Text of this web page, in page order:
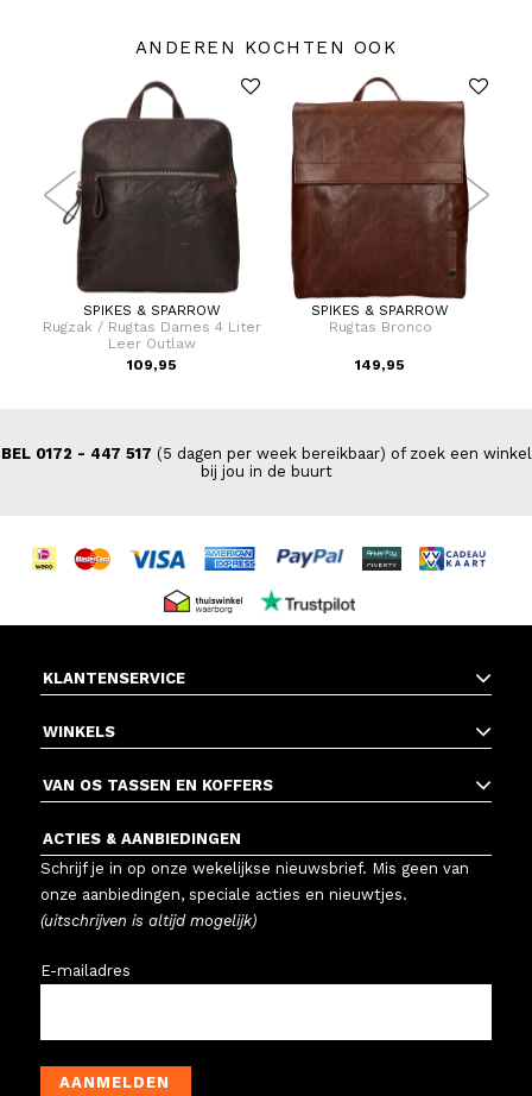
ANDEREN KOCHTEN OOK
SPIKES & SPARROW
Rugzak / Rugtas Dames 4 Liter
Leer Outlaw
109,95
SPIKES & SPARROW
Rugtas Bronco
149,95
BEL 0172 - 447 517 (5 dagen per week bereikbaar) of zoek een winkel
bij jou in de buurt
KLANTENSERVICE
WINKELS
VAN OS TASSEN EN KOFFERS
ACTIES & AANBIEDINGEN
Schrijf je in op onze wekelijkse nieuwsbrief. Mis geen van
onze aanbiedingen, speciale acties en nieuwtjes.
(uitschrijven is altijd mogelijk)
E-mailadres
AANMELDEN